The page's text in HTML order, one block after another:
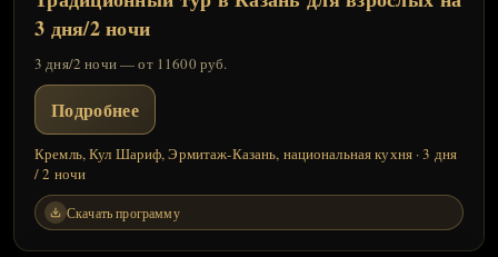
3 дня/2 ночи
3 дня/2 ночи — от 11600 руб.
Подробнее
Кремль, Кул Шариф, Эрмитаж-Казань, национальная кухня · 3 дня
/ 2 ночи
Скачать программу